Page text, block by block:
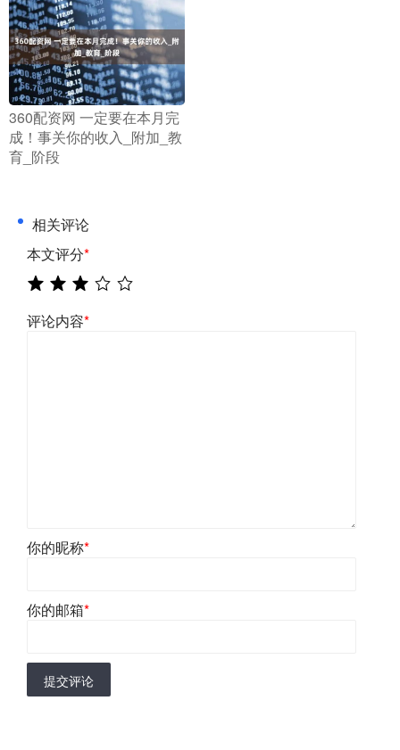
​360配资网 一定要在本月完
成！事关你的收入_附加_教
育_阶段
相关评论
本文评分*
评论内容*
你的昵称*
你的邮箱*
提交评论